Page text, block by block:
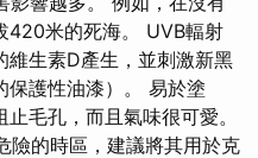
420米的死海。 UVB輻射
維生素D產生，並刺激新黑
保護性油漆）。 易於塗
毛孔，而且氣味很可愛。
險的時區，建議將其用於克